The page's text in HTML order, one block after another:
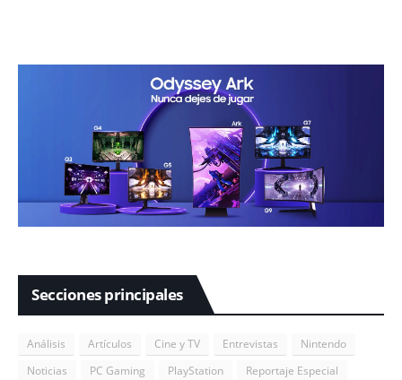
Secciones principales
Análisis Artículos Cine y TV Entrevistas
Nintendo
Noticias
PC Gaming PlayStation
Reportaje Especial